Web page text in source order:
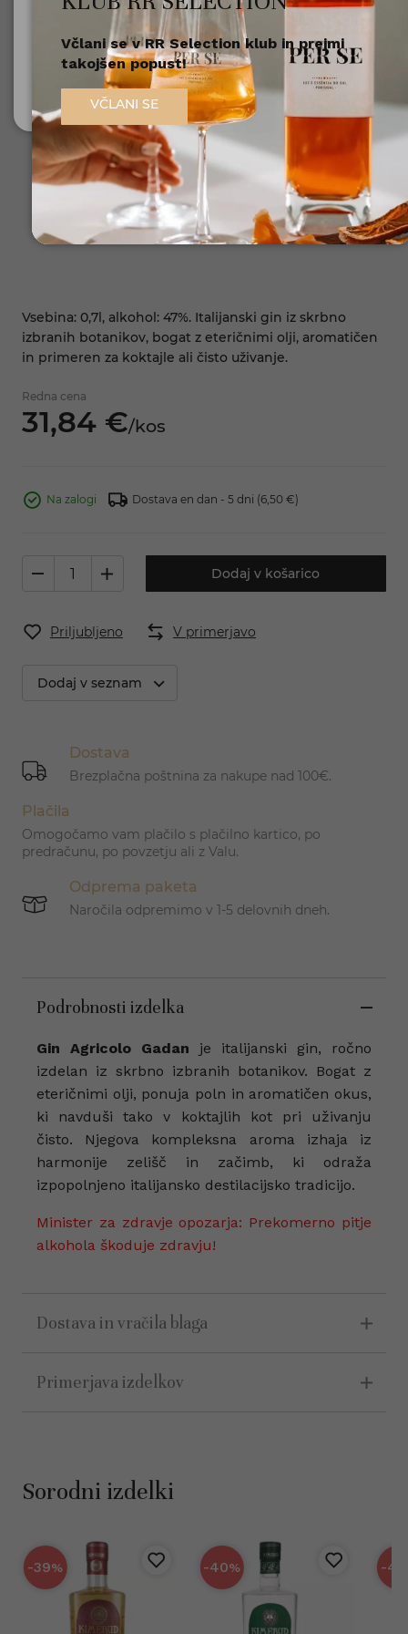
Vsebina: 0,7l, alkohol: 47%. Italijanski gin iz skrbno
izbranih botanikov, bogat z eteričnimi olji, aromatičen
in primeren za koktajle ali čisto uživanje.
Redna cena
31,84 €/kos
Na zalogi Dostava en dan - 5 dni (6,50 €)
Dodaj v košarico
Priljubljeno V primerjavo
Dodaj v seznam
Dostava
Brezplačna poštnina za nakupe nad 100€.
Plačila
Omogočamo vam plačilo s plačilno kartico, po
predračunu, po povzetju ali z Valu.
Odprema paketa
Naročila odpremimo v 1-5 delovnih dneh.
Podrobnosti izdelka
Gin Agricolo Gadan je italijanski gin, ročno
izdelan iz skrbno izbranih botanikov. Bogat z
eteričnimi olji, ponuja poln in aromatičen okus,
ki navduši tako v koktajlih kot pri uživanju
čisto. Njegova kompleksna aroma izhaja iz
harmonije zelišč in začimb, ki odraža
izpopolnjeno italijansko destilacijsko tradicijo.
Minister za zdravje opozarja: Prekomerno pitje
alkohola škoduje zdravju!
Dostava in vračila blaga
Primerjava izdelkov
Sorodni izdelki
-39% -40% -40
Nisem polnoleten
Sem polnoleten (18+)
Včlani se v RR Selection klub in prejmi
takojšen popust!
VČLANI SE